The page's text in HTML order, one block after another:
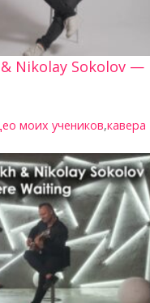
Nikolay Sokolov —
моих учеников,кавера